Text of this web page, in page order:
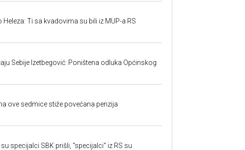
Heleza: Ti sa kvadovima su bili iz MUP-a RS
Sebije Izetbegović: Poništena odluka Općinskog
ove sedmice stiže povećana penzija
su specijalci SBK prišli, "specijalci" iz RS su